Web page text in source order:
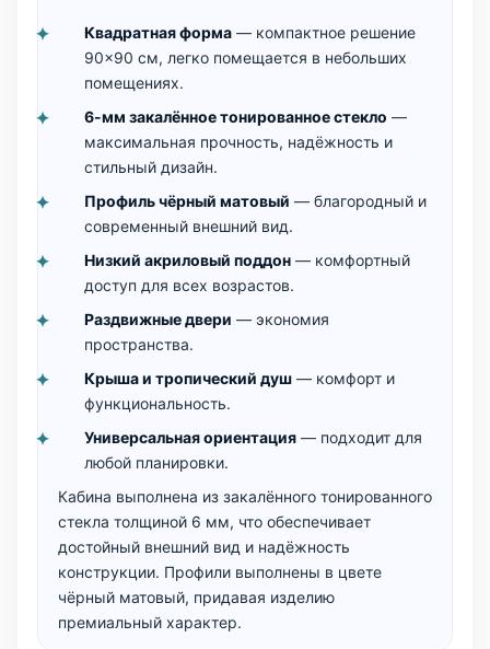
Квадратная форма — компактное решение
90×90 см, легко помещается в небольших
помещениях.
6-мм закалённое тонированное стекло —
максимальная прочность, надёжность и
стильный дизайн.
Профиль чёрный матовый — благородный и
современный внешний вид.
Низкий акриловый поддон — комфортный
доступ для всех возрастов.
Раздвижные двери — экономия
пространства.
Крыша и тропический душ — комфорт и
функциональность.
Универсальная ориентация — подходит для
любой планировки.
Кабина выполнена из закалённого тонированного
стекла толщиной 6 мм, что обеспечивает
достойный внешний вид и надёжность
конструкции. Профили выполнены в цвете
чёрный матовый, придавая изделию
премиальный характер.